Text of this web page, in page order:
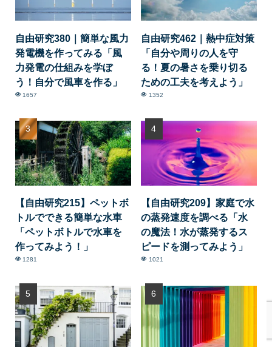
自由研究380｜簡単な風力
発電機を作ってみる「風
力発電の仕組みを学ぼ
う！自分で風車を作る」
1657
自由研究462｜熱中症対策
「自分や周りの人を守
る！夏の暑さを乗り切る
ための工夫を考えよう」
1352
【自由研究215】ペットボ
トルでできる簡単な水車
「ペットボトルで水車を
作ってみよう！」
1281
【自由研究209】家庭で水
の蒸発速度を調べる「水
の魔法！水が蒸発するス
ピードを測ってみよう」
1021